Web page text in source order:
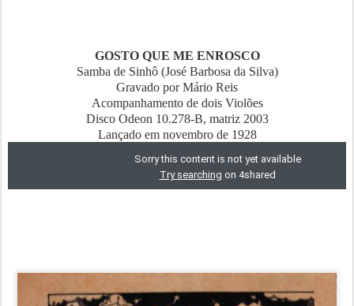
GOSTO QUE ME ENROSCO
Samba de Sinhô (José Barbosa da Silva)
Gravado por Mário Reis
Acompanhamento de dois Violões
Disco Odeon 10.278-B, matriz 2003
Lançado em novembro de 1928